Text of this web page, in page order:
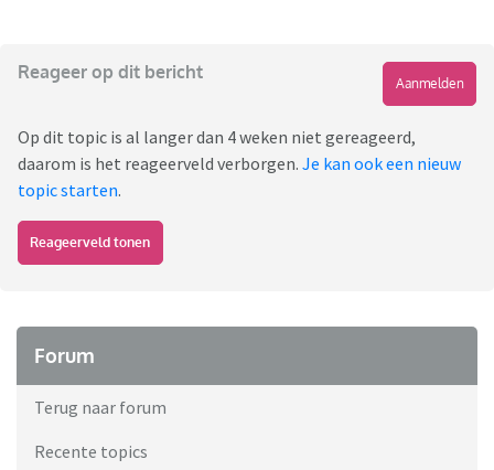
Reageer op dit bericht
Aanmelden
Op dit topic is al langer dan 4 weken niet gereageerd,
daarom is het reageerveld verborgen. Je kan ook een nieuw
topic starten.
Reageerveld tonen
Forum
Terug naar forum
Recente topics